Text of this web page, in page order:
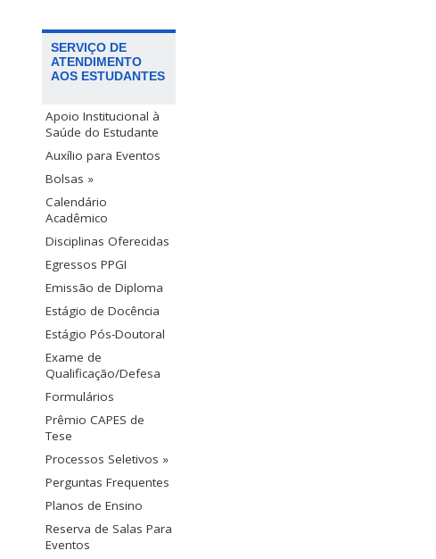
SERVIÇO DE
ATENDIMENTO
AOS ESTUDANTES
Apoio Institucional à
Saúde do Estudante
Auxílio para Eventos
Bolsas »
Calendário
Acadêmico
Disciplinas Oferecidas
Egressos PPGI
Emissão de Diploma
Estágio de Docência
Estágio Pós-Doutoral
Exame de
Qualificação/Defesa
Formulários
Prêmio CAPES de
Tese
Processos Seletivos »
Perguntas Frequentes
Planos de Ensino
Reserva de Salas Para
Eventos